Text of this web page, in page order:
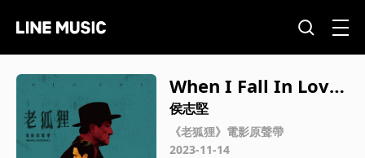
When I Fall In Love
（《老狐狸》電影片尾
曲）
侯志堅
《老狐狸》電影原聲帶
2023-11-14